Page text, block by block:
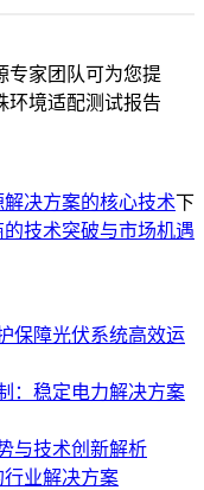
专家团队可为您提
境适配测试报告
决方案的核心技术下
技术突破与市场机遇
保障光伏系统高效运
：稳定电力解决方案
与技术创新解析
行业解决方案